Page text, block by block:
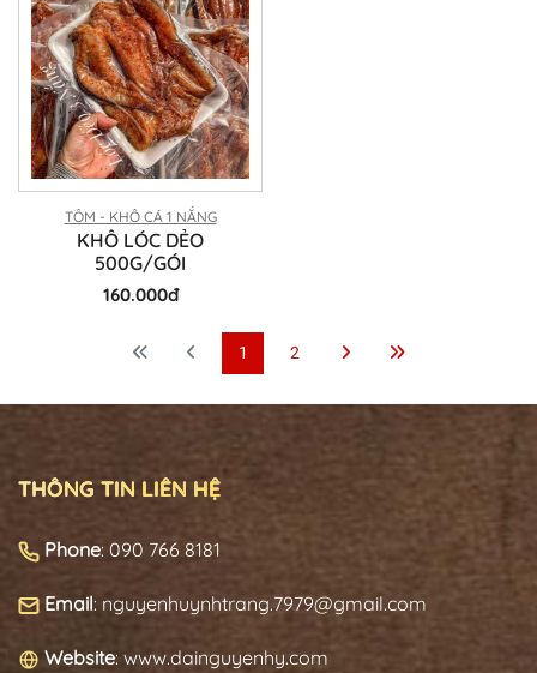
TÔM - KHÔ CÁ 1 NẮNG
KHÔ LÓC DẺO
500G/GÓI
160.000đ
1 2
THÔNG TIN LIÊN HỆ
Phone: 090 766 8181
Email: nguyenhuynhtrang.7979@gmail.com
Website: www.dainguyenhy.com